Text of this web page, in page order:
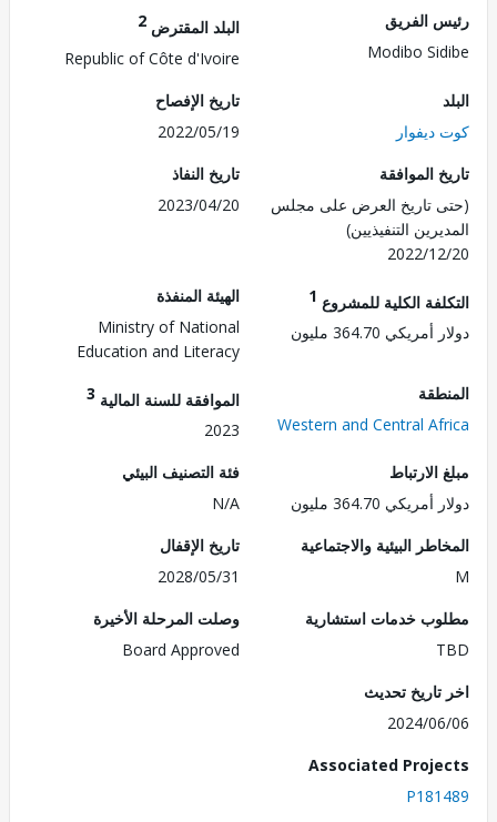
الفريق
Modibo
البلد المقترض
Republic of Côte d'Ivoire
تاريخ الإفصاح
2022/05/19
الموافقة
تاريخ العرض على مجلس
التنفيذيين)
2022/
تاريخ النفاذ
2023/04/20
الكلية للمشروع1
364.70 مليون
الهيئة المنفذة
Ministry of National
Education and Literacy
Western and Central
الموافقة للسنة المالية3
2023
364.70 مليون
فئة التصنيف البيئي
N/A
البيئية والاجتماعية
تاريخ الإقفال
2028/05/31
خدمات استشارية
وصلت المرحلة الأخيرة
Board Approved
تحديث
2024/
Associated